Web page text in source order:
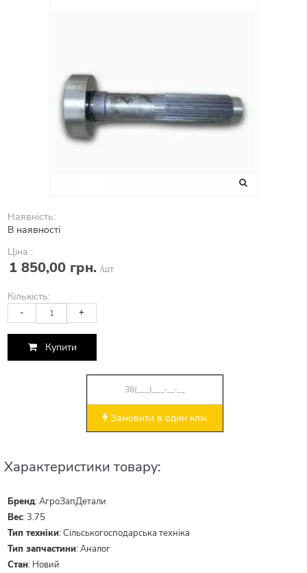
Наявність:
В наявності
Ціна :
1 850,00 грн. /шт
Кількість:
- +
Купити
Замовити в один клік
Характеристики товару:
Бренд:АгроЗапДетали
Вес:3.75
Тип техніки:Сільськогосподарська техніка
Тип запчастини:Аналог
Стан: Новий